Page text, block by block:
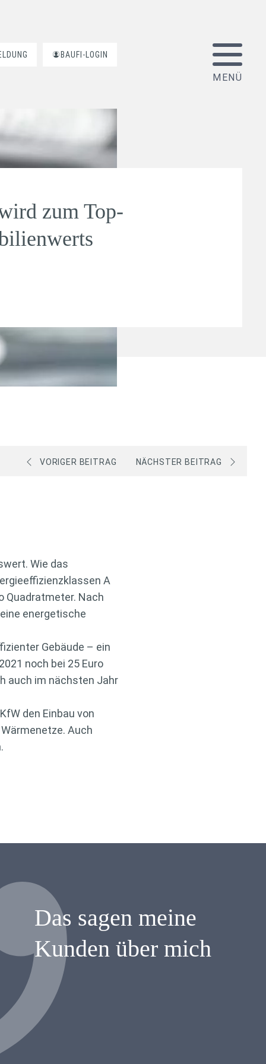
BAUFI-LOGIN
zum Top-
VORIGER BEITRAG NÄCHSTER BEITRAG
Wie das
A
Quadratmeter. Nach
energetische
Gebäude – ein
noch bei 25 Euro
auch im nächsten Jahr
den Einbau von
Auch
Das sagen meine
Kunden über mich